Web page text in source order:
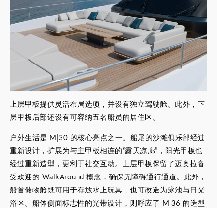
上层甲板提供灵活布局选项，并设有独立驾驶舱。此外，下
层甲板后部还设有可容纳五名船员的居住区。
户外生活是 M|30 的核心亮点之一。船尾的沙滩俱乐部经过
重新设计，扩展为与主甲板相连的“露天凉廊”，阳光甲板也
经过重新造型，更利于社交互动。上层甲板保留了迈奥拉备
受欢迎的 WalkAround 概念，确保无障碍通行通道。此外，
船首储物舱既可用于存放水上玩具，也可改造为泳池与日光
浴区。船体侧面标志性的光带设计，则呼应了 M|36 的造型